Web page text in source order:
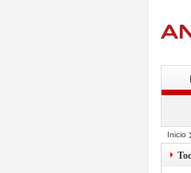
Inicio